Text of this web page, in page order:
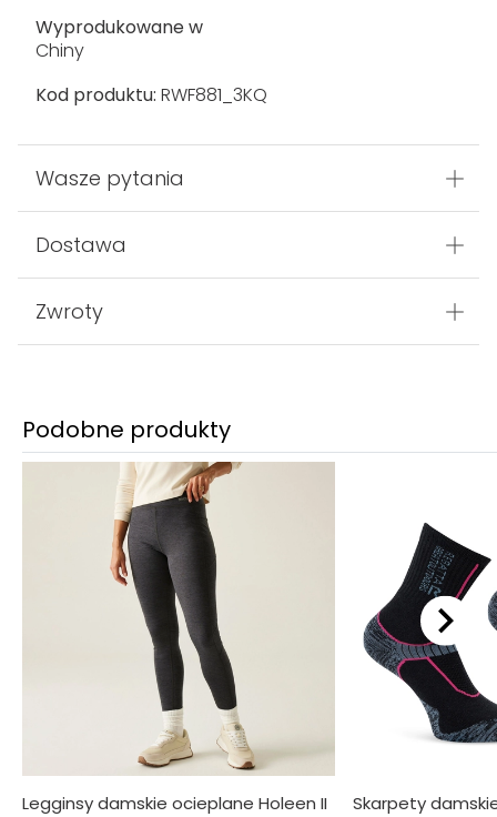
Wyprodukowane w
Chiny
Kod produktu: RWF881_3KQ
Wasze pytania
Dostawa
Zwroty
Podobne produkty
Legginsy damskie ocieplane Holeen II
Skarpety